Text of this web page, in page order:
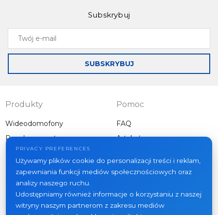
Intercom with the
motion when the
optional motion
Slinex SM-07M
totally unique
Subskrybuj
Twój
mail
SUBSKRYBUJ
Produkty
Wideodomofony
Panele zewnętrzne
Inny sprzęt
Pomoc
FAQ
Artykuły
Projekty
Aktualności
Kontakt
PRIVACY PREFERENCES
Używamy plików cookie do personalizacji treści i reklam,
zapewniania funkcji mediów społecznościowych oraz
analizy naszego ruchu.
Udostępniamy również informacje o korzystaniu z naszej
witryny naszym partnerom z zakresu mediów